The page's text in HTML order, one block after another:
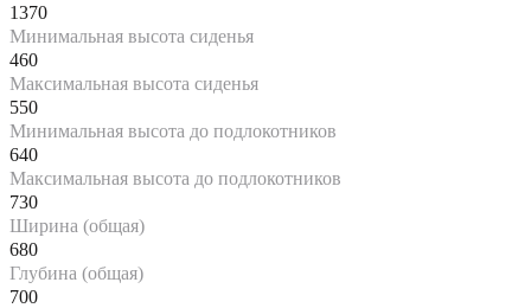
1370
Минимальная высота сиденья
460
Максимальная высота сиденья
550
Минимальная высота до подлокотников
640
Максимальная высота до подлокотников
730
Ширина (общая)
680
Глубина (общая)
700